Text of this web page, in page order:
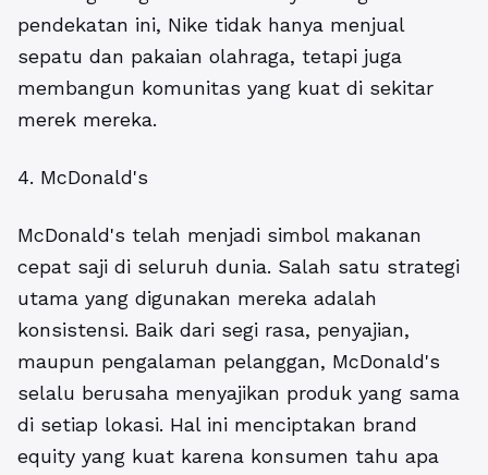
pendekatan ini, Nike tidak hanya menjual
sepatu dan pakaian olahraga, tetapi juga
membangun komunitas yang kuat di sekitar
merek mereka.
4. McDonald's
McDonald's telah menjadi simbol makanan
cepat saji di seluruh dunia. Salah satu strategi
utama yang digunakan mereka adalah
konsistensi. Baik dari segi rasa, penyajian,
maupun pengalaman pelanggan, McDonald's
selalu berusaha menyajikan produk yang sama
di setiap lokasi. Hal ini menciptakan brand
equity yang kuat karena konsumen tahu apa